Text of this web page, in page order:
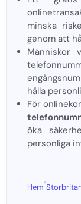
minska
genom att
Människor
hålla
För
öka
personliga
Hem
›